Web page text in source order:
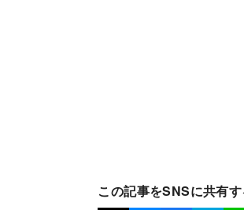
この記事をSNSに共有す